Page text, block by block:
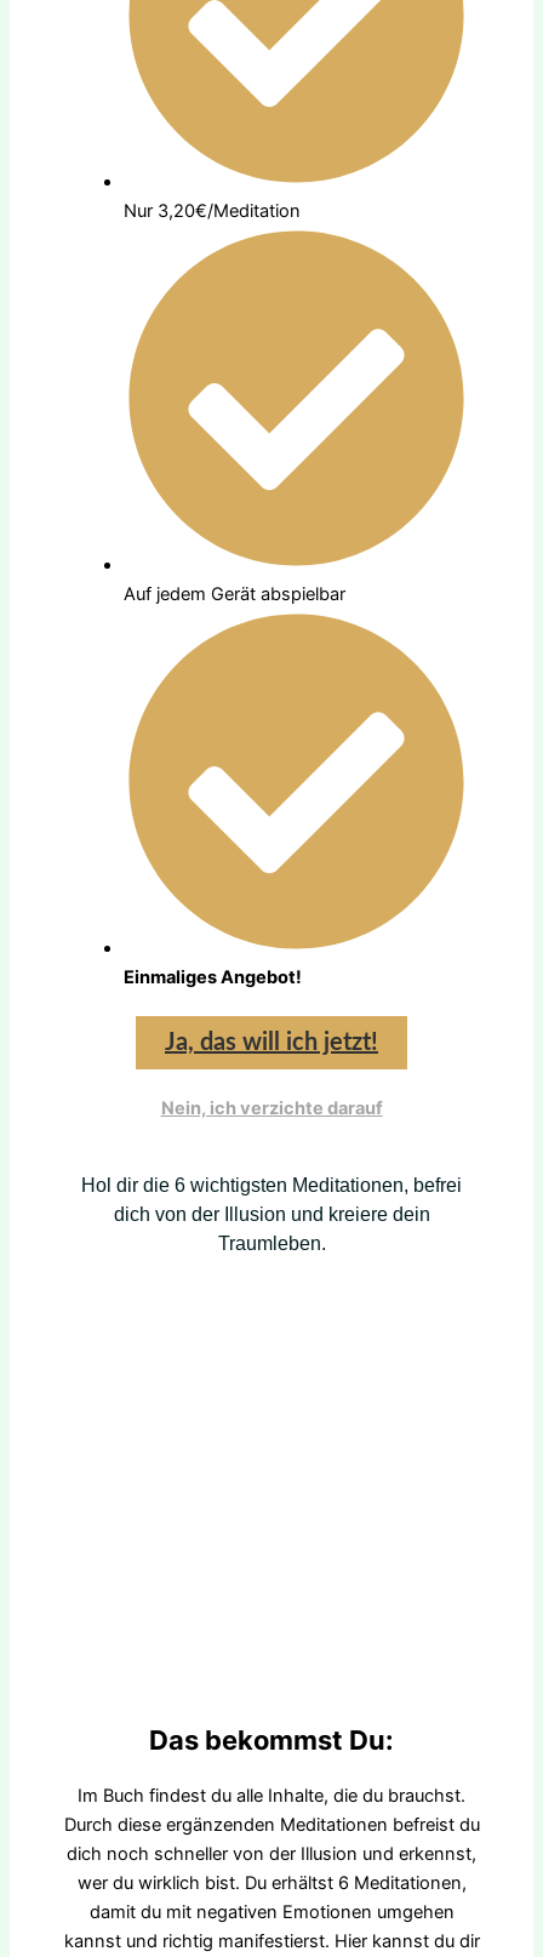
Nur 3,20€/Meditation
Auf jedem Gerät abspielbar
Einmaliges Angebot!
Ja, das will ich jetzt!
Nein, ich verzichte darauf
Hol dir die 6 wichtigsten Meditationen, befrei
dich von der Illusion und kreiere dein
Traumleben.
Das bekommst Du:
Im Buch findest du alle Inhalte, die du brauchst.
Durch diese ergänzenden Meditationen befreist du
dich noch schneller von der Illusion und erkennst,
wer du wirklich bist. Du erhältst 6 Meditationen,
damit du mit negativen Emotionen umgehen
kannst und richtig manifestierst. Hier kannst du dir